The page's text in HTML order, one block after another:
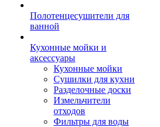
Полотенцесушители для
ванной
Кухонные мойки и
аксессуары
Кухонные мойки
Сушилки для кухни
Разделочные доски
Измельчители
отходов
Фильтры для воды